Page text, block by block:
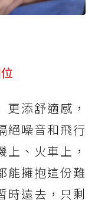
添舒適感，
絕噪音和飛行
、火車上，
能擁抱這份難
時遠去，只剩